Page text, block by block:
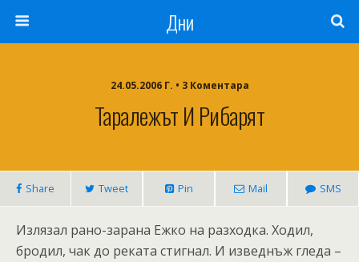
Дни
24.05.2006 Г. • 3 Коментара
Таралежът И Рибарят
Share Tweet Pin Mail SMS
Излязал рано-зарана Ежко на разходка. Ходил,
бродил, чак до реката стигнал. И изведнъж гледа –